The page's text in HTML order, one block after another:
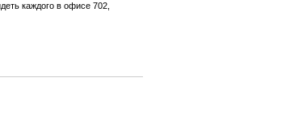
каждого в офисе 702,